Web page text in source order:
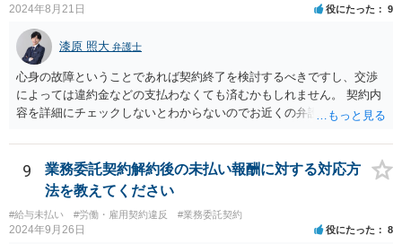
す。」というものが考えられます。 その提案すら断られるようであれ
ば、ちょっと危険な会社だというシグナルと考えるべきでしょう。
2024年8月21日 役にたった 9
漆原 照大 弁護士
心身の故障ということであれば契約終了を検討するべきですし、交渉
によっては違約金などの支払わなくても済むかもしれません。 契約内
容を詳細にチェックしないとわからないのでお近くの弁護士事務所に
9
業務委託契約解約後の未払い報酬に対する対応方
法を教えてください
#給与未払い #労働・雇用契約違反 #業務委託契約
2024年9月26日 役にたった 8